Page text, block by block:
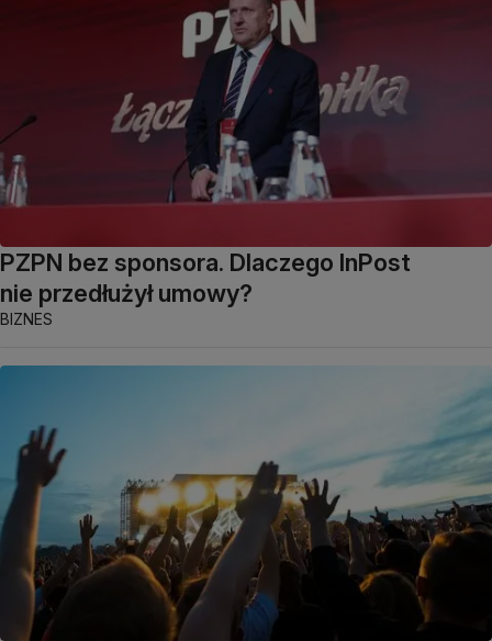
PZPN bez sponsora. Dlaczego InPost
nie przedłużył umowy?
BIZNES